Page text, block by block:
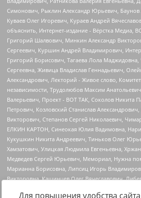
Для повышения удобства